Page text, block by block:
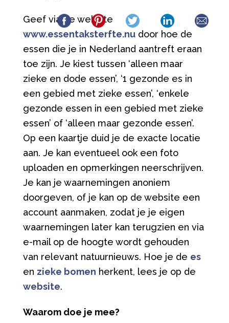
Geef via de website
www.essentaksterfte.nudoor hoe de
essen die je in Nederland aantreft eraan
toe zijn. Je kiest tussen ‘alleen maar
zieke en dode essen’, ‘1 gezonde es in
een gebied met zieke essen’, ‘enkele
gezonde essen in een gebied met zieke
essen’ of ‘alleen maar gezonde essen’.
Op een kaartje duid je de exacte locatie
aan. Je kan eventueel ook een foto
uploaden en opmerkingen neerschrijven.
Je kan je waarnemingen anoniem
doorgeven, of je kan op de website een
account aanmaken, zodat je je eigen
waarnemingen later kan terugzien en via
e-mail op de hoogte wordt gehouden
van relevant natuurnieuws. Hoe je de es
en zieke bomen herkent, lees je op de
website.
Waarom doe je mee?